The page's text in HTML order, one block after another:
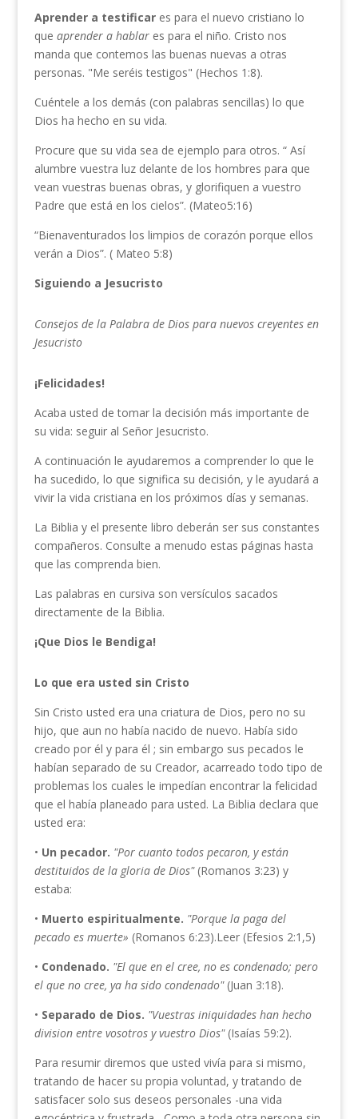
Aprender a testificar es para el nuevo cristiano lo
que aprender a hablar es para el niño. Cristo nos
manda que contemos las buenas nuevas a otras
personas. "Me seréis testigos" (Hechos 1:8).
Cuéntele a los demás (con palabras sencillas) lo que
Dios ha hecho en su vida.
Procure que su vida sea de ejemplo para otros. “ Así
alumbre vuestra luz delante de los hombres para que
vean vuestras buenas obras, y glorifiquen a vuestro
Padre que está en los cielos”. (Mateo5:16)
“Bienaventurados los limpios de corazón porque ellos
verán a Dios”. ( Mateo 5:8)
Siguiendo a Jesucristo
Consejos de la Palabra de Dios para nuevos creyentes en
Jesucristo
¡Felicidades!
Acaba usted de tomar la decisión más importante de
su vida: seguir al Señor Jesucristo.
A continuación le ayudaremos a comprender lo que le
ha sucedido, lo que significa su decisión, y le ayudará a
vivir la vida cristiana en los próximos días y semanas.
La Biblia y el presente libro deberán ser sus constantes
compañeros. Consulte a menudo estas páginas hasta
que las comprenda bien.
Las palabras en cursiva son versículos sacados
directamente de la Biblia.
¡Que Dios le Bendiga!
Lo que era usted sin Cristo
Sin Cristo usted era una criatura de Dios, pero no su
hijo, que aun no había nacido de nuevo. Había sido
creado por él y para él ; sin embargo sus pecados le
habían separado de su Creador, acarreado todo tipo de
problemas los cuales le impedían encontrar la felicidad
que el había planeado para usted. La Biblia declara que
usted era:
• Un pecador. "Por cuanto todos pecaron, y están
destituidos de la gloria de Dios" (Romanos 3:23) y
estaba:
• Muerto espiritualmente. "Porque la paga del
pecado es muerte» (Romanos 6:23).Leer (Efesios 2:1,5)
• Condenado. "El que en el cree, no es condenado; pero
el que no cree, ya ha sido condenado" (Juan 3:18).
• Separado de Dios. "Vuestras iniquidades han hecho
division entre vosotros y vuestro Dios" (Isaías 59:2).
Para resumir diremos que usted vivía para si mismo,
tratando de hacer su propia voluntad, y tratando de
satisfacer solo sus deseos personales -una vida